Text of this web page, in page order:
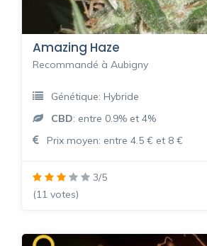
Amazing Haze
Recommandé à Aubigny
Génétique: Hybride
CBD: entre 0.9% et 4%
Prix moyen: entre 4.5 € et 8 €
3/5
(11 votes)